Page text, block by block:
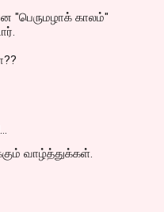
"பெருமழாக் காலம்"
வாழ்த்துக்கள்.